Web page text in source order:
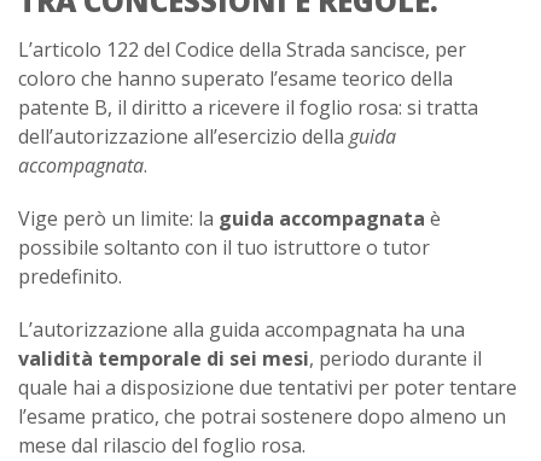
L’articolo 122 del Codice della Strada sancisce, per
coloro che hanno superato l’esame teorico della
patente B, il diritto a ricevere il foglio rosa: si tratta
dell’autorizzazione all’esercizio della guida
accompagnata.
Vige però un limite: la guida accompagnata è
possibile soltanto con il tuo istruttore o tutor
predefinito.
L’autorizzazione alla guida accompagnata ha una
validità temporale di sei mesi, periodo durante il
quale hai a disposizione due tentativi per poter tentare
l’esame pratico, che potrai sostenere dopo almeno un
mese dal rilascio del foglio rosa.